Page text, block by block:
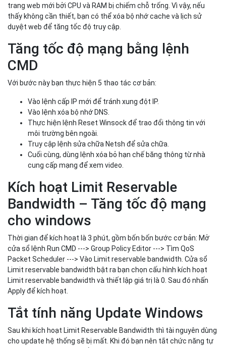
trang web mới bởi CPU và RAM bị chiếm chỗ trống. Vì vậy, nếu
thấy không cần thiết, bạn có thể xóa bộ nhớ cache và lịch sử
duyệt web để tăng tốc độ truy cập.
Tăng tốc độ mạng bằng lệnh
CMD
Với bước này bạn thực hiện 5 thao tác cơ bản:
Vào lệnh cấp IP mới để tránh xung đột IP.
Vào lệnh xóa bộ nhớ DNS.
Thực hiện lệnh Reset Winsock để trao đổi thông tin với
môi trường bên ngoài.
Truy cập lệnh sửa chữa Netsh để sửa chữa.
Cuối cùng, dùng lệnh xóa bỏ hạn chế băng thông từ nhà
cung cấp mạng để xem video.
Kích hoạt Limit Reservable
Bandwidth – Tăng tốc độ mạng
cho windows
Thời gian để kích hoạt là 3 phút, gồm bốn bốn bước cơ bản: Mở
cửa sổ lệnh Run CMD ---> Group Policy Editor ---> Tìm QoS
Packet Scheduler ---> Vào Limit reservable bandwidth. Cửa sổ
Limit reservable bandwidth bật ra bạn chọn cấu hình kích hoạt
Limit reservable bandwidth và thiết lập giá trị là 0. Sau đó nhấn
Apply để kích hoạt.
Tắt tính năng Update Windows
Sau khi kích hoạt Limit Reservable Bandwidth thì tài nguyên dùng
cho update hệ thống sẽ bị mất. Khi đó bạn nên tắt chức năng tự